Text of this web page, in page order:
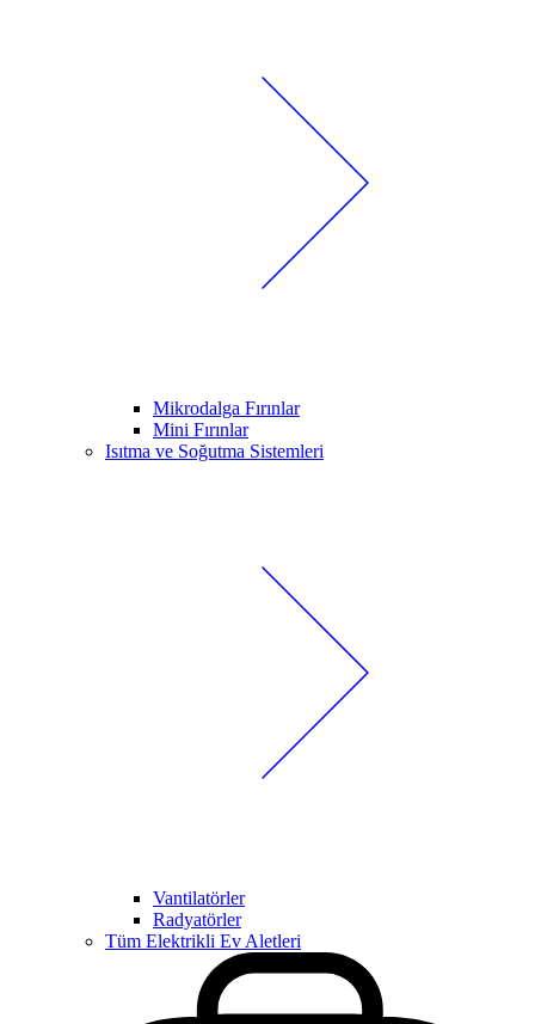
Mikrodalga Fırınlar
Mini Fırınlar
Isıtma ve Soğutma Sistemleri
Vantilatörler
Radyatörler
Tüm Elektrikli Ev Aletleri